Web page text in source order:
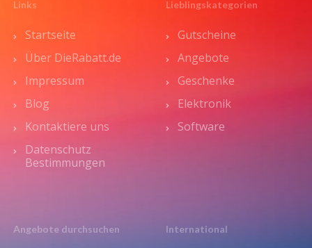
Links
Startseite
Über DieRabatt.de
Impressum
Blog
Kontaktiere uns
Datenschutz
Bestimmungen
Lieblingskategorien
Gutscheine
Angebote
Geschenke
Elektronik
Software
Angebote durchsuchen International